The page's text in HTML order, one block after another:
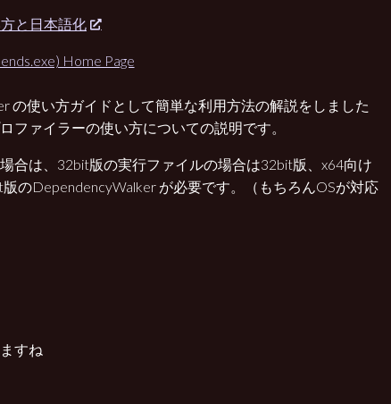
と日本語化
Home Page
の使い方ガイドとして簡単な利用方法の解説をしました
ファイラーの使い方についての説明です。
合は、32bit版の実行ファイルの場合は32bit版、x64向け
のDependencyWalker が必要です。（もちろんOSが対応
すね